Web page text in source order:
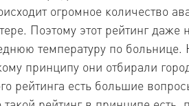
огромное количество
Поэтому этот рейтинг даже
температуру по больнице.
принципу они отбирали
рейтинга есть большие